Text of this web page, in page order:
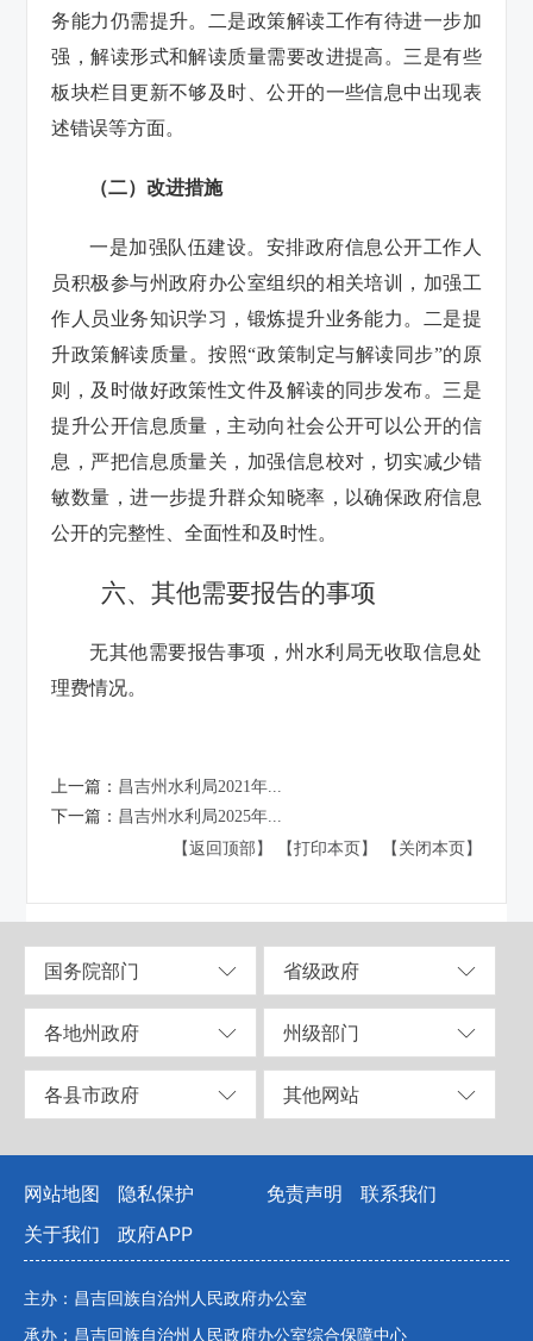
务能力仍需提升。二是政策解读工作有待进一步加
强，解读形式和解读质量需要改进提高。三是有些
板块栏目更新不够及时、公开的一些信息中出现表
述错误等方面。
（二）改进措施
一是加强队伍建设。安排政府信息公开工作人
员积极参与州政府办公室组织的相关培训，加强工
作人员业务知识学习，锻炼提升业务能力。二是提
升政策解读质量。按照“政策制定与解读同步”的原
则，及时做好政策性文件及解读的同步发布。三是
提升公开信息质量，主动向社会公开可以公开的信
息，严把信息质量关，加强信息校对，切实减少错
敏数量，进一步提升群众知晓率，以确保政府信息
公开的完整性、全面性和及时性。
六、其他需要报告的事项
无其他需要报告事项，州水利局无收取信息处
理费情况。
上一篇： 昌吉州水利局2021年...
下一篇： 昌吉州水利局2025年...
【返回顶部】
【打印本页】 【关闭本页】
国务院部门 省级政府
各地州政府 州级部门
各县市政府 其他网站
网站地图 隐私保护 免责声明
联系我们
关于我们
政府APP
主办：昌吉回族自治州人民政府办公室
承办：昌吉回族自治州人民政府办公室综合保障中心